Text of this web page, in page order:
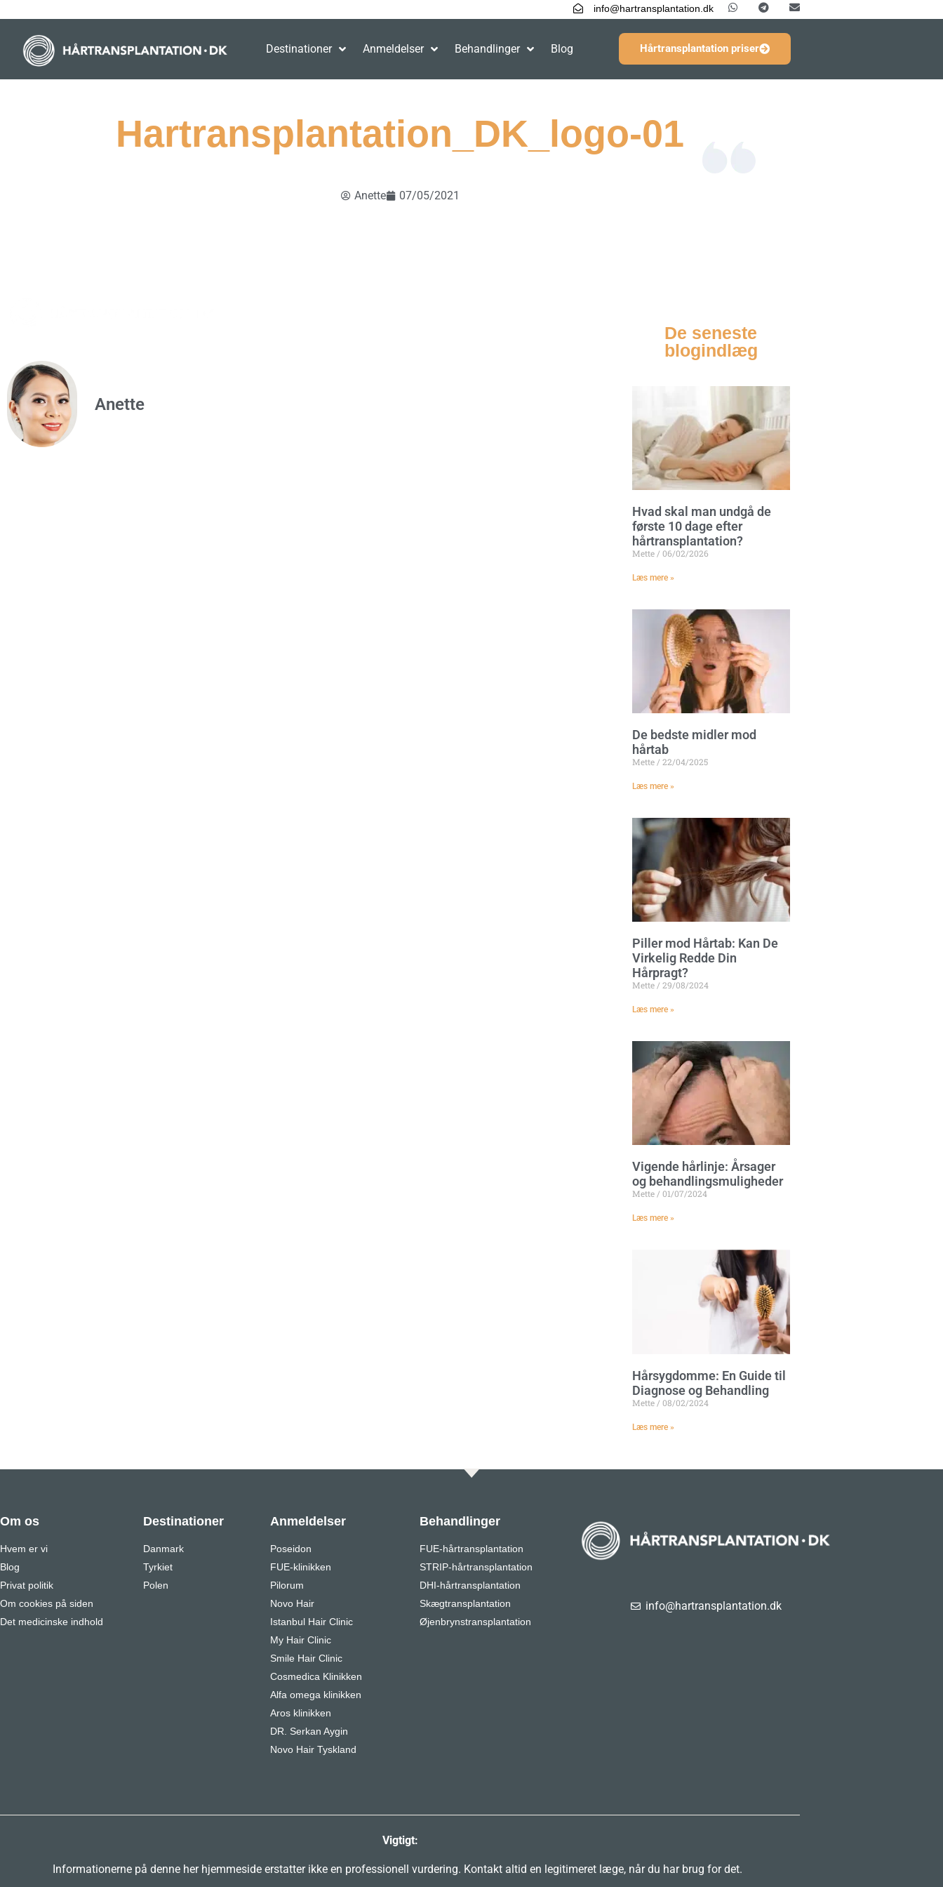
info@hartransplantation.dk
Destinationer Anmeldelser Behandlinger Blog Hårtransplantation priser
Hartransplantation_DK_logo-01
Anette 07/05/2021
Anette
De seneste
blogindlæg
Hvad skal man undgå de
første 10 dage efter
hårtransplantation?
Mette 06/02/2026
Læs mere »
De bedste midler mod
hårtab
Mette 22/04/2025
Læs mere »
Piller mod Hårtab: Kan De
Virkelig Redde Din
Hårpragt?
Mette 29/08/2024
Læs mere »
Vigende hårlinje: Årsager
og behandlingsmuligheder
Mette 01/07/2024
Læs mere »
Hårsygdomme: En Guide til
Diagnose og Behandling
Mette 08/02/2024
Læs mere »
Om os
Hvem er vi
Blog
Privat politik
Om cookies på siden
Det medicinske indhold
Destinationer
Danmark
Tyrkiet
Polen
Anmeldelser
Poseidon
FUE-klinikken
Pilorum
Novo Hair
Istanbul Hair Clinic
My Hair Clinic
Smile Hair Clinic
Cosmedica Klinikken
Alfa omega klinikken
Aros klinikken
DR. Serkan Aygin
Novo Hair Tyskland
Behandlinger
FUE-hårtransplantation
STRIP-hårtransplantation
DHI-hårtransplantation
Skægtransplantation
Øjenbrynstransplantation
info@hartransplantation.dk
Vigtigt:
Informationerne på denne her hjemmeside erstatter ikke en professionell vurdering. Kontakt altid en legitimeret læge, når du har brug for det.